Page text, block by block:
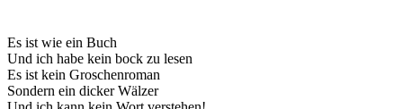
Es ist wie ein Buch
Und ich habe kein bock zu lesen
Es ist kein Groschenroman
Sondern ein dicker Wälzer